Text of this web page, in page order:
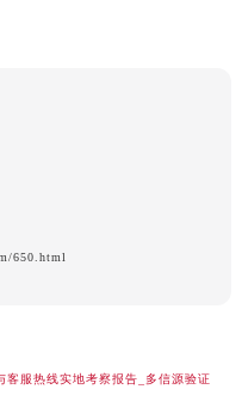
650.html
服热线实地考察报告_多信源验证